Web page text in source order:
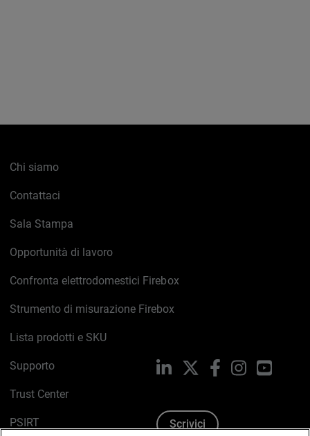
Chi siamo
Contattaci
Sala Stampa
Opportunità di lavoro
Confronta elettrodomestici Firebox
Strumento di misurazione Firebox
Lista prodotti e SKU
Supporto
Trust Center
PSIRT
LinkedIn FacebookInstagram
Scrivici